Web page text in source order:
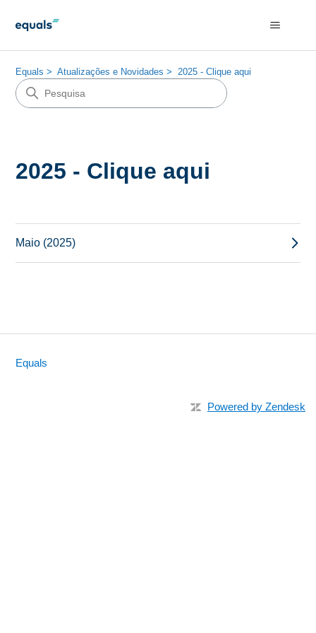
Equals Atualizações e Novidades 2025 - Clique aqui
2025 - Clique aqui
Maio (2025)
Equals
Powered by Zendesk